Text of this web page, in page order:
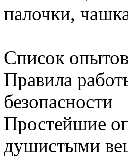
палочки,
Список опытов
Правила
безопасности
Простейшие
душистыми